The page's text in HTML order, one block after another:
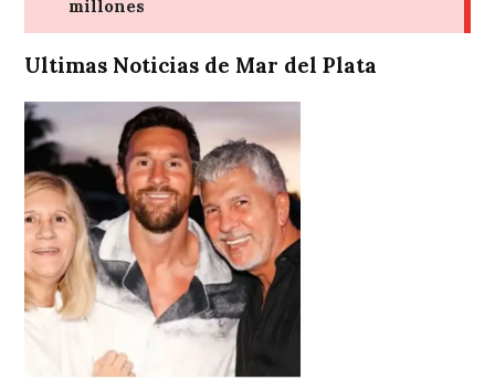
Ultimas Noticias de Mar del Plata